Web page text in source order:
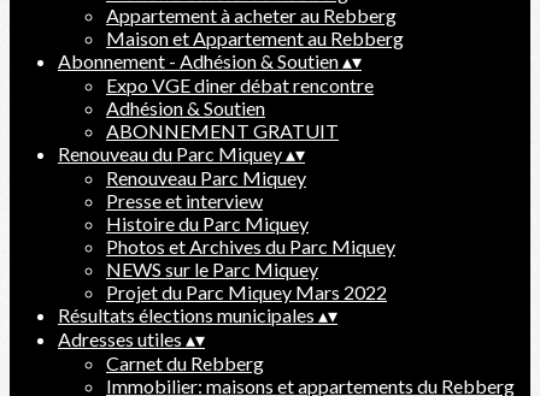
Appartement à acheter au Rebberg
Maison et Appartement au Rebberg
Abonnement - Adhésion & Soutien▴▾
Expo VGE diner débat rencontre
Adhésion & Soutien
ABONNEMENT GRATUIT
Renouveau du Parc Miquey▴▾
Renouveau Parc Miquey
Presse et interview
Histoire du Parc Miquey
Photos et Archives du Parc Miquey
NEWS sur le Parc Miquey
Projet du Parc Miquey Mars 2022
Résultats élections municipales ▴▾
Adresses utiles ▴▾
Carnet du Rebberg
Immobilier: maisons et appartements du Rebberg